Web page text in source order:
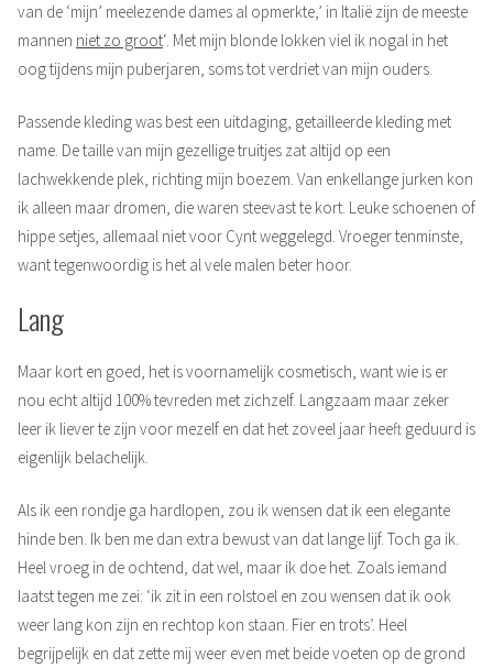
van de ‘mijn’ meelezende dames al opmerkte,’ in Italië zijn de meeste
mannen niet zo groot‘. Met mijn blonde lokken viel ik nogal in het
oog tijdens mijn puberjaren, soms tot verdriet van mijn ouders.
Passende kleding was best een uitdaging, getailleerde kleding met
name. De taille van mijn gezellige truitjes zat altijd op een
lachwekkende plek, richting mijn boezem. Van enkellange jurken kon
ik alleen maar dromen, die waren steevast te kort. Leuke schoenen of
hippe setjes, allemaal niet voor Cynt weggelegd. Vroeger tenminste,
want tegenwoordig is het al vele malen beter hoor.
Lang
Maar kort en goed, het is voornamelijk cosmetisch, want wie is er
nou echt altijd 100% tevreden met zichzelf. Langzaam maar zeker
leer ik liever te zijn voor mezelf en dat het zoveel jaar heeft geduurd is
eigenlijk belachelijk.
Als ik een rondje ga hardlopen, zou ik wensen dat ik een elegante
hinde ben. Ik ben me dan extra bewust van dat lange lijf. Toch ga ik.
Heel vroeg in de ochtend, dat wel, maar ik doe het. Zoals iemand
laatst tegen me zei: ‘ik zit in een rolstoel en zou wensen dat ik ook
weer lang kon zijn en rechtop kon staan. Fier en trots’. Heel
begrijpelijk en dat zette mij weer even met beide voeten op de grond